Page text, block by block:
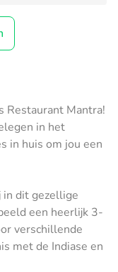
Restaurant Mantra!
in het
in huis om jou een
in dit gezellige
een heerlijk 3-
verschillende
met de Indiase en